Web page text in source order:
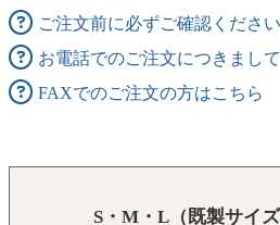
ご注文前に必ずご確認ください
お電話でのご注文につきまして
FAXでのご注文の方はこちら
S・M・L（既製サイ